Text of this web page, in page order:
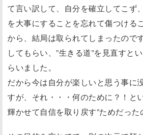
て言い訳して、自分を確立してこず
を大事にすることを忘れて傷つける
から、結局は取られてしまったので
してもらい、”生きる道”を見直すと
らいました。
だから今は自分が楽しいと思う事に
すが、それ・・・何のために？！と
輝かせて自信を取り戻す”ためだった